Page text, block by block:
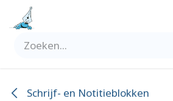
Overslaan naar inhoud
Schrijf- en Notitieblokken